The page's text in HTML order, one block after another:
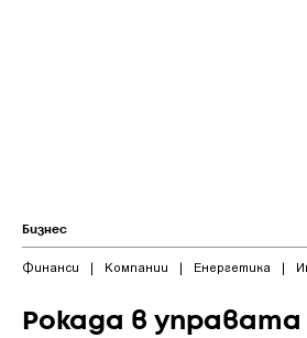
Бизнес
Финанси | Компании | Енергетика |
Рокада в